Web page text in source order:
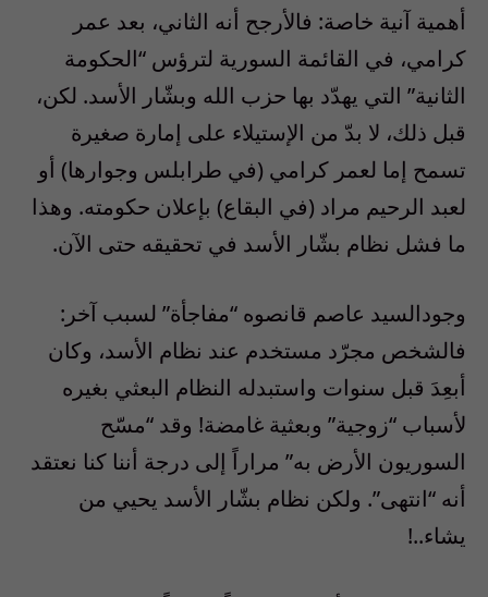
أهمية آنية خاصة: فالأرجح أنه الثاني، بعد عمر
كرامي، في القائمة السورية لترؤس “الحكومة
الثانية” التي يهدّد بها حزب الله وبشّار الأسد. لكن،
قبل ذلك، لا بدّ من الإستيلاء على إمارة صغيرة
تسمح إما لعمر كرامي (في طرابلس وجوارها) أو
لعبد الرحيم مراد (في البقاع) بإعلان حكومته. وهذا
ما فشل نظام بشّار الأسد في تحقيقه حتى الآن.
وجودالسيد عاصم قانصوه “مفاجأة” لسبب آخر:
فالشخص مجرّد مستخدم عند نظام الأسد، وكان
أبعِدَ قبل سنوات واستبدله النظام البعثي بغيره
لأسباب “زوجية” وبعثية غامضة! وقد “مسّح
السوريون الأرض به” مراراً إلى درجة أننا كنا نعتقد
أنه “انتهى”. ولكن نظام بشّار الأسد يحيي من
يشاء..!